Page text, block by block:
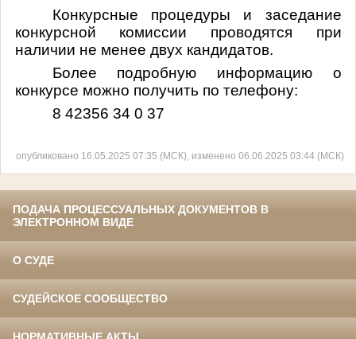
Конкурсные процедуры и заседание
конкурсной комиссии проводятся при
наличии не менее двух кандидатов.
Более подробную информацию о
конкурсе можно получить по телефону:
8 42356 34 0 37
опубликовано 16.05.2025 07:35 (МСК), изменено 06.06.2025 03:44 (МСК)
ПОДАЧА ПРОЦЕССУАЛЬНЫХ ДОКУМЕНТОВ В
ЭЛЕКТРОННОМ ВИДЕ
О СУДЕ
СУДЕЙСКОЕ СООБЩЕСТВО